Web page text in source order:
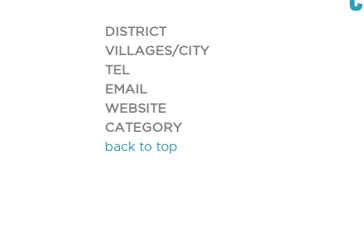
DISTRICT
VILLAGES/CITY
TEL
EMAIL
WEBSITE
CATEGORY
back to top